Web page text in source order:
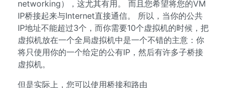
networking），这尤其有用。 而且您希望将您的VM
IP桥接起来与Internet直接通信。 所以，当你的公共
IP地址不能超过3个，而你需要10个虚拟机的时候，把
虚拟机放在一个全局虚拟机中是一个不错的主意：你
将只使用你的一个给定的公有IP，然后有许多子桥接
虚拟机。
但是实际上，您可以使用桥接和路由